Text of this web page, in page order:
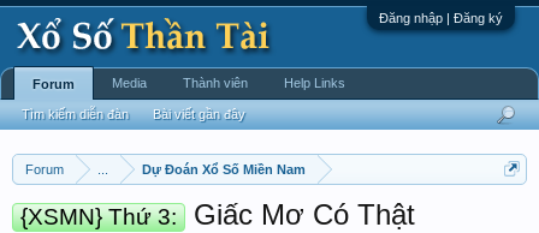
Đăng nhập | Đăng ký
Forum Dự Đoán Xổ Số Miền Nam
{XSMN} Thứ 3: Giấc Mơ Có Thật
Forum
Tìm kiếm diễn đàn Bài viết gần đây
Media Thành viên Help Links